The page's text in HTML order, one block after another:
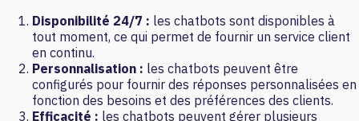
Disponibilité 24/7 : les chatbots sont disponibles à
tout moment, ce qui permet de fournir un service client
en continu.
Personnalisation : les chatbots peuvent être
configurés pour fournir des réponses personnalisées en
fonction des besoins et des préférences des clients.
Efficacité : les chatbots peuvent gérer plusieurs